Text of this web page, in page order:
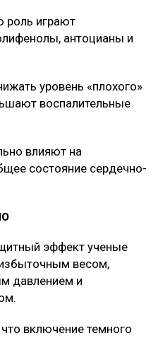
роль играют
антоцианы и
уровень «плохого»
воспалительные
влияют на
состояние сердечно-
эффект ученые
весом,
давлением и
включение темного